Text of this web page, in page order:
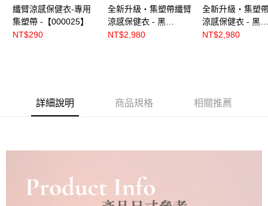
纖臂涼感保健衣-專用
集塑帶 -【000025】
NT$290
全新升級‧集塑帶纖臂
涼感保健衣 - 黑
【R8015】
NT$2,980
全新升級‧集塑
涼感保健衣 - 黑
【R8015】
NT$2,980
詳細說明 商品規格 相關推薦